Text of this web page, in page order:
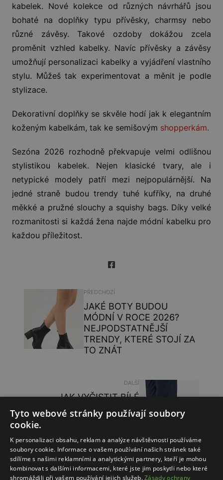
kabelek. Nové kolekce od různých návrhářů jsou
bohaté na doplňky typu přívěsky, charmsy nebo
různé závěsy. Takové ozdoby dokážou zcela
proměnit vzhled kabelky. Navíc přívěsky a závěsy
umožňují personalizaci kabelky a vyjádření vlastního
stylu. Můžeš tak experimentovat a měnit je podle
stylizace.
Dekorativní doplňky se skvěle hodí jak k elegantním
koženým kabelkám, tak ke semišovým shopperkám.
Sezóna 2026 rozhodně překvapuje velmi odlišnou
stylistikou kabelek. Nejen klasické tvary, ale i
netypické modely patří mezi nejpopulárnější. Na
jedné straně budou trendy tuhé kufříky, na druhé
měkké a pružné slouchy a squishy bags. Díky velké
rozmanitosti si každá žena najde módní kabelku pro
každou příležitost.
PŘEDCHOZÍ
JAKÉ BOTY BUDOU
MÓDNÍ V ROCE 2026?
NEJPODSTATNĚJŠÍ
TRENDY, KTERÉ STOJÍ ZA
TO ZNÁT
DALŠÍ
JAK VYČISTIT BÍLÉ
TKANIČKY, ABY
VYPADALY JAKO NOVÉ?
PODÍVEJ SE NA NEJLEPŠÍ
METODY!
Tyto webové stránky používají soubory
cookie.
K personalizaci obsahu, reklam a analýze návštěvnosti používáme
soubory cookie. Informace o vašem používání našich stránek také
sdílíme s našimi reklamními a analytickými partnery, kteří je mohou
kombinovat s dalšími informacemi, které jste jim poskytli nebo které
shromáždili při vašem používání jejich služeb.Zásady ochrany